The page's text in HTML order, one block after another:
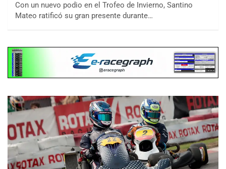
Con un nuevo podio en el Trofeo de Invierno, Santino
Mateo ratificó su gran presente durante…